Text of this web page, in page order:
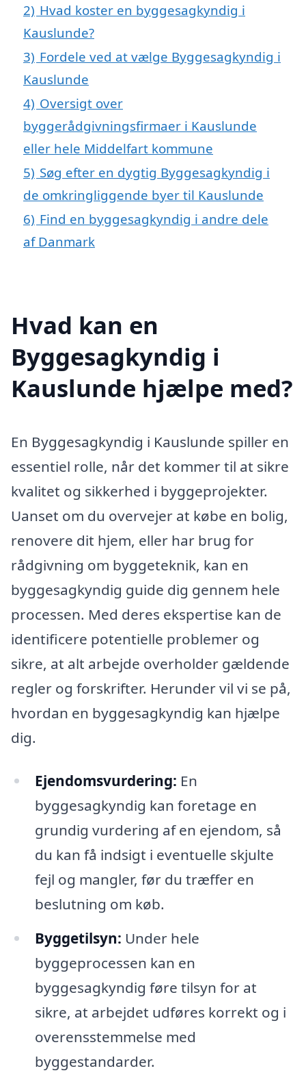
2) Hvad koster en byggesagkyndig i
Kauslunde?
3) Fordele ved at vælge Byggesagkyndig i
Kauslunde
4) Oversigt over
byggerådgivningsfirmaer i Kauslunde
eller hele Middelfart kommune
5) Søg efter en dygtig Byggesagkyndig i
de omkringliggende byer til Kauslunde
6) Find en byggesagkyndig i andre dele
af Danmark
Hvad kan en
Byggesagkyndig i
Kauslunde hjælpe med?
En Byggesagkyndig i Kauslunde spiller en
essentiel rolle, når det kommer til at sikre
kvalitet og sikkerhed i byggeprojekter.
Uanset om du overvejer at købe en bolig,
renovere dit hjem, eller har brug for
rådgivning om byggeteknik, kan en
byggesagkyndig guide dig gennem hele
processen. Med deres ekspertise kan de
identificere potentielle problemer og
sikre, at alt arbejde overholder gældende
regler og forskrifter. Herunder vil vi se på,
hvordan en byggesagkyndig kan hjælpe
dig.
Ejendomsvurdering: En
byggesagkyndig kan foretage en
grundig vurdering af en ejendom, så
du kan få indsigt i eventuelle skjulte
fejl og mangler, før du træffer en
beslutning om køb.
Byggetilsyn: Under hele
byggeprocessen kan en
byggesagkyndig føre tilsyn for at
sikre, at arbejdet udføres korrekt og i
overensstemmelse med
byggestandarder.